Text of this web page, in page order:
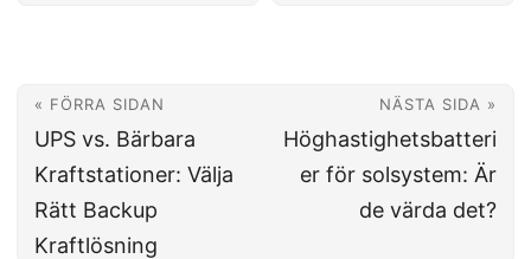
« FÖRRA SIDAN
UPS vs. Bärbara
Kraftstationer: Välja
Rätt Backup
Kraftlösning
NÄSTA SIDA »
Höghastighetsbatteri
er för solsystem: Är
de värda det?